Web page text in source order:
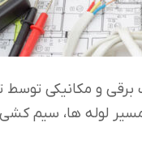
و مکانیکی توسط
لوله ها، سیم کشی